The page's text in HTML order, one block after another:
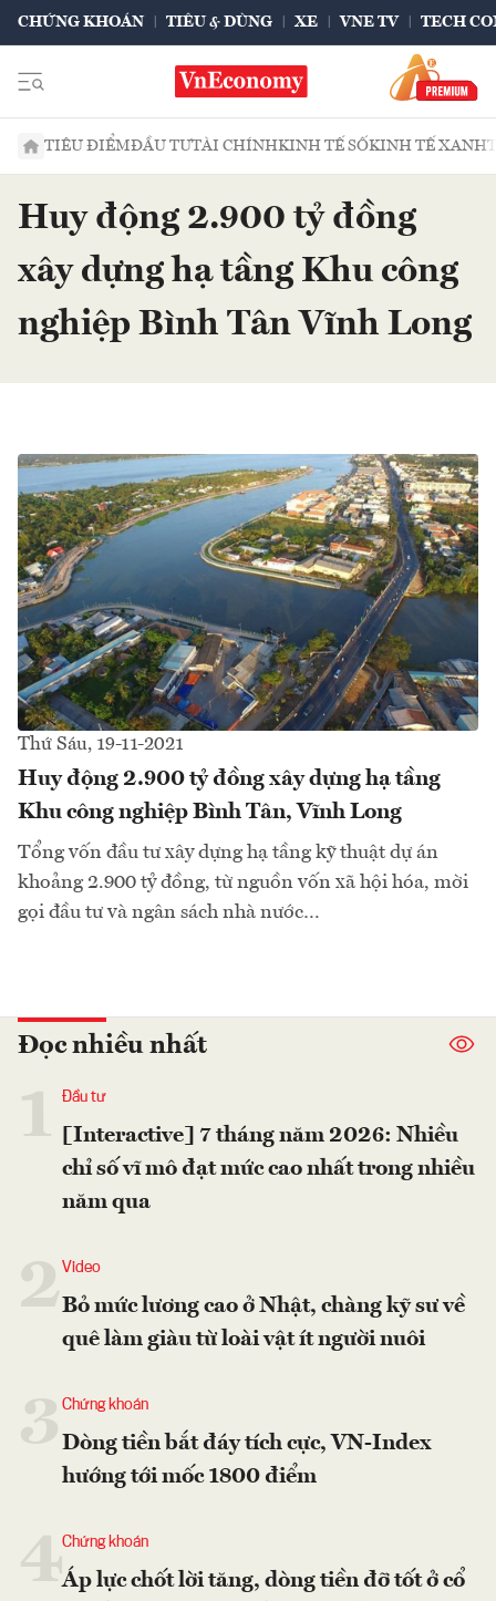
CHỨNG KHOÁN TIÊU & DÙNG XE VNE TV TECH
TIÊU ĐIỂMĐẦU TƯTÀI CHÍNHKINH TẾ SỐKINH TẾ XANH
Huy động 2.900 tỷ đồng
xây dựng hạ tầng Khu công
nghiệp Bình Tân Vĩnh Long
Thứ Sáu, 19-11-2021
Huy động 2.900 tỷ đồng xây dựng hạ tầng
Khu công nghiệp Bình Tân, Vĩnh Long
Tổng vốn đầu tư xây dựng hạ tầng kỹ thuật dự án
khoảng 2.900 tỷ đồng, từ nguồn vốn xã hội hóa, mời
gọi đầu tư và ngân sách nhà nước…
Đọc nhiều nhất
Đầu tư
[Interactive] 7 tháng năm 2026: Nhiều
chỉ số vĩ mô đạt mức cao nhất trong nhiều
năm qua
2Video
Bỏ mức lương cao ở Nhật, chàng kỹ sư về
quê làm giàu từ loài vật ít người nuôi
Chứng khoán
Dòng tiền bắt đáy tích cực, VN-Index
hướng tới mốc 1800 điểm
4Chứng khoán
Áp lực chốt lời tăng, dòng tiền đỡ tốt ở cổ